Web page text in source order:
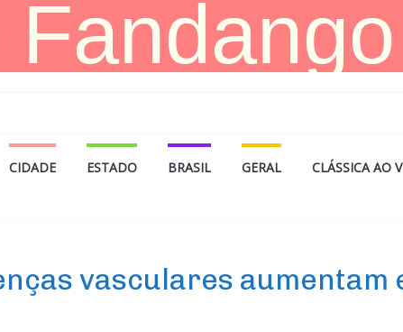
CIDADE ESTADO BRASIL GERAL CLÁSSICA AO
vasculares aumentam